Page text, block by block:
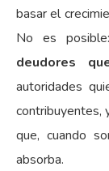
basar el
No es
deudores
autoridades
contribuyentes,
que, cuando
absorba.